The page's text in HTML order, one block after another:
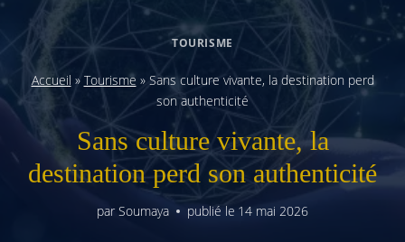
TOURISME
Accueil » Tourisme » Sans culture vivante, la destination perd
son authenticité
Sans culture vivante, la
destination perd son authenticité
par Soumaya publié le 14 mai 2026